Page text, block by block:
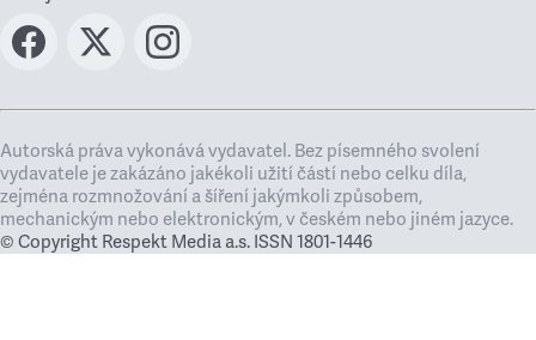
Autorská práva vykonává vydavatel. Bez písemného svolení
vydavatele je zakázáno jakékoli užití částí nebo celku díla,
zejména rozmnožování a šíření jakýmkoli způsobem,
mechanickým nebo elektronickým, v českém nebo jiném jazyce.
© Copyright Respekt Media a.s. ISSN 1801-1446